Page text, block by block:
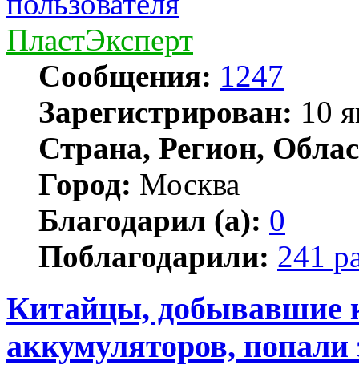
ПластЭксперт
Сообщения: 1247
Зарегистрирован: 10
Страна, Регион,
Город: Москва
Благодарил (а): 0
Поблагодарили: 241
Китайцы, добывавшие
аккумуляторов, попали